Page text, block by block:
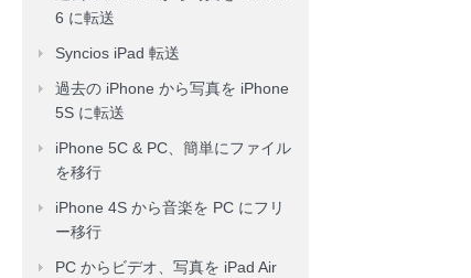
6 に転送
Syncios iPad 転送
過去の iPhone から写真を iPhone
5S に転送
iPhone 5C & PC、簡単にファイル
を移行
iPhone 4S から音楽を PC にフリ
ー移行
PC からビデオ、写真を iPad Air